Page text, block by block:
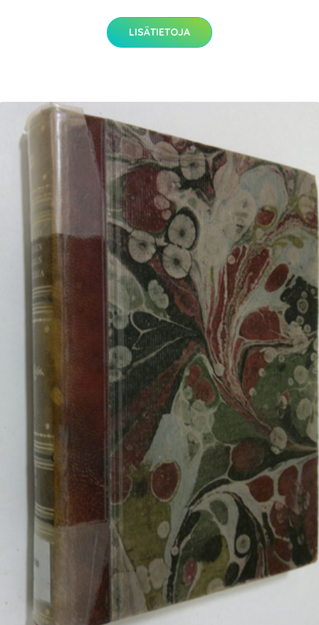
LISÄTIETOJA